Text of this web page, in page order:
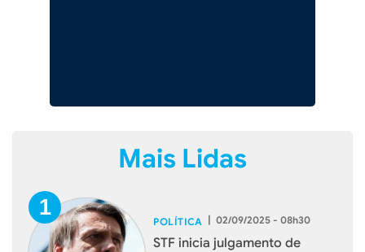
Mais Lidas
POLÍTICA | 02/09/2025 - 08h30
STF inicia julgamento de